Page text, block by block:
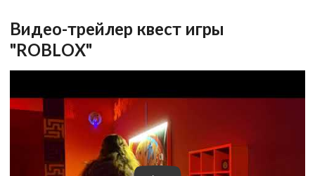
Видео-трейлер квест игры
"ROBLOX"